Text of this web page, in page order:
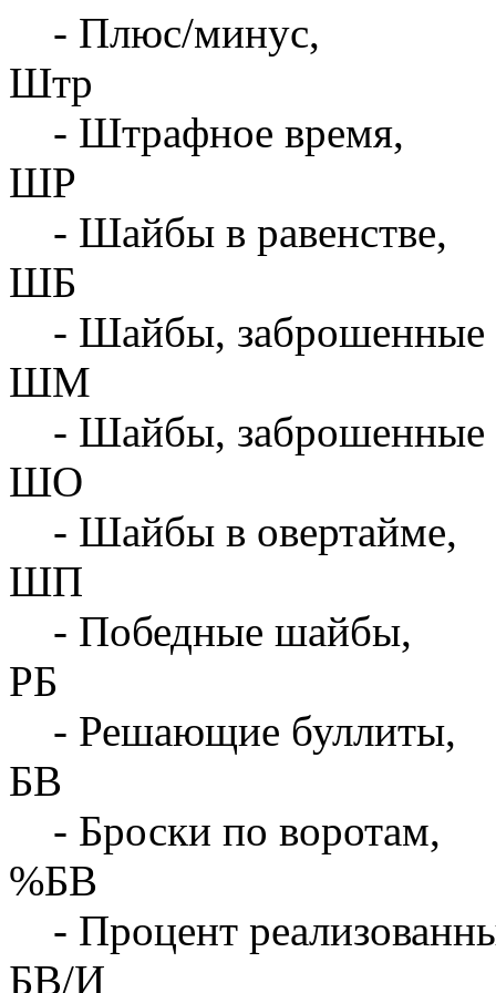
- Плюс/минус,
Штр
- Штрафное время,
ШР
- Шайбы в равенстве,
ШБ
- Шайбы, заброшенные
ШМ
- Шайбы, заброшенные
ШО
- Шайбы в овертайме,
ШП
- Победные шайбы,
РБ
- Решающие буллиты,
БВ
- Броски по воротам,
%БВ
- Процент
БВ/И